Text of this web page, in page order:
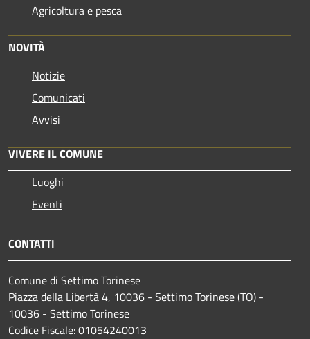
Agricoltura e pesca
NOVITÀ
Notizie
Comunicati
Avvisi
VIVERE IL COMUNE
Luoghi
Eventi
CONTATTI
Comune di Settimo Torinese
Piazza della Libertà 4, 10036 - Settimo Torinese (TO) -
10036 - Settimo Torinese
Codice Fiscale: 01054240013